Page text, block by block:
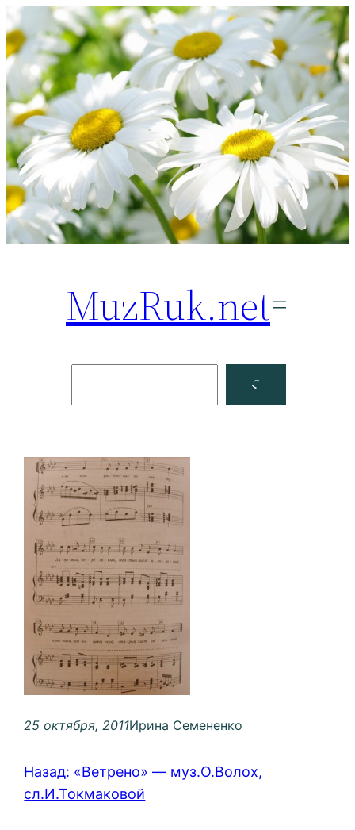
Перейти
к
содержимому
MuzRuk.net
Facebook
25 октября, 2011Ирина Семененко
Назад: «Ветрено» — муз.О.Волох,
сл.И.Токмаковой